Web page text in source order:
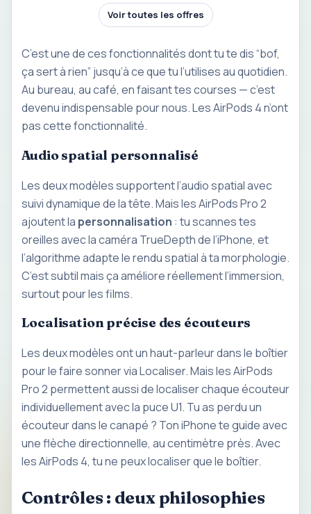
Voir toutes les offres
C’est une de ces fonctionnalités dont tu te dis “bof,
ça sert à rien” jusqu’à ce que tu l’utilises au quotidien.
Au bureau, au café, en faisant tes courses — c’est
devenu indispensable pour nous. Les AirPods 4 n’ont
pas cette fonctionnalité.
Audio spatial personnalisé
Les deux modèles supportent l’audio spatial avec
suivi dynamique de la tête. Mais les AirPods Pro 2
ajoutent la personnalisation : tu scannes tes
oreilles avec la caméra TrueDepth de l’iPhone, et
l’algorithme adapte le rendu spatial à ta morphologie.
C’est subtil mais ça améliore réellement l’immersion,
surtout pour les films.
Localisation précise des écouteurs
Les deux modèles ont un haut-parleur dans le boîtier
pour le faire sonner via Localiser. Mais les AirPods
Pro 2 permettent aussi de localiser chaque écouteur
individuellement avec la puce U1. Tu as perdu un
écouteur dans le canapé ? Ton iPhone te guide avec
une flèche directionnelle, au centimètre près. Avec
les AirPods 4, tu ne peux localiser que le boîtier.
Contrôles : deux philosophies